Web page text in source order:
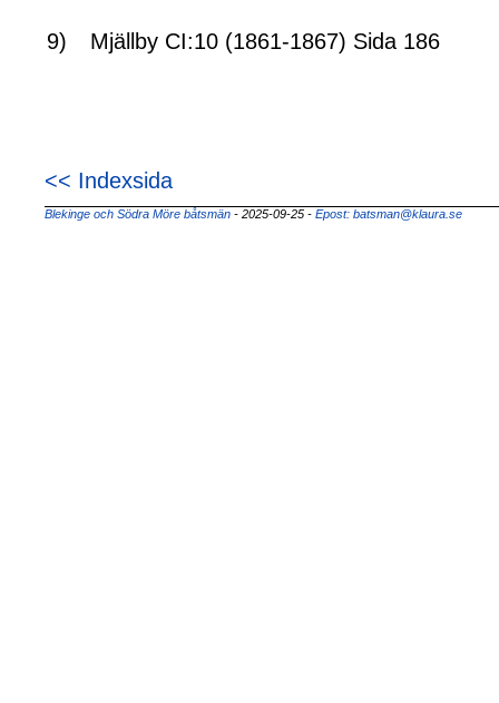
9) Mjällby CI:10 (1861-1867) Sida 186
<< Indexsida
Blekinge och Södra Möre båtsmän - 2025-09-25 - Epost: batsman@klaura.se